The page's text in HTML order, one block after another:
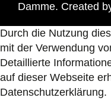
Damme. Created
Durch die Nutzung
mit der Verwendung
Detaillierte
auf dieser Webseite
Datenschutzerklärung.